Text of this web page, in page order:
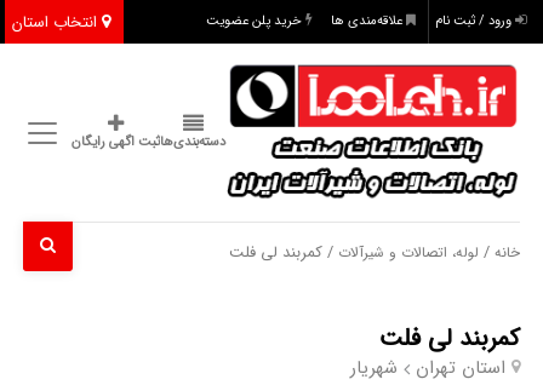
انتخاب استان ورود / ثبت نام علاقه‌مندی ها خرید پلن عضویت
دسته‌بندی‌هاثبت اگهی رایگان
خانه / لوله، اتصالات و شیرآلات / کمربند لی فلت
کمربند لی فلت
استان تهران شهریار